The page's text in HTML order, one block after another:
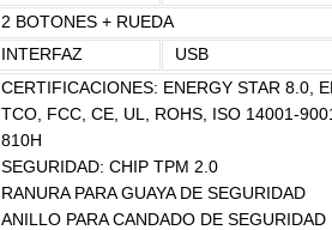
2 BOTONES + RUEDA
INTERFAZ
USB
CERTIFICACIONES: ENERGY STAR 8.0,
TCO, FCC, CE, UL, ROHS, ISO 14001-
810H
SEGURIDAD: CHIP TPM 2.0
RANURA PARA GUAYA DE SEGURIDAD
ANILLO PARA CANDADO DE SEGURIDAD